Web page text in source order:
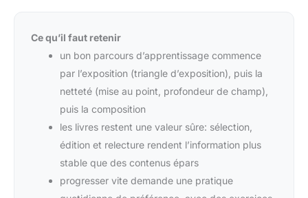
Ce qu’il faut retenir
un bon parcours d’apprentissage commence
par l’exposition (triangle d’exposition), puis la
netteté (mise au point, profondeur de champ),
puis la composition
les livres restent une valeur sûre: sélection,
édition et relecture rendent l’information plus
stable que des contenus épars
progresser vite demande une pratique